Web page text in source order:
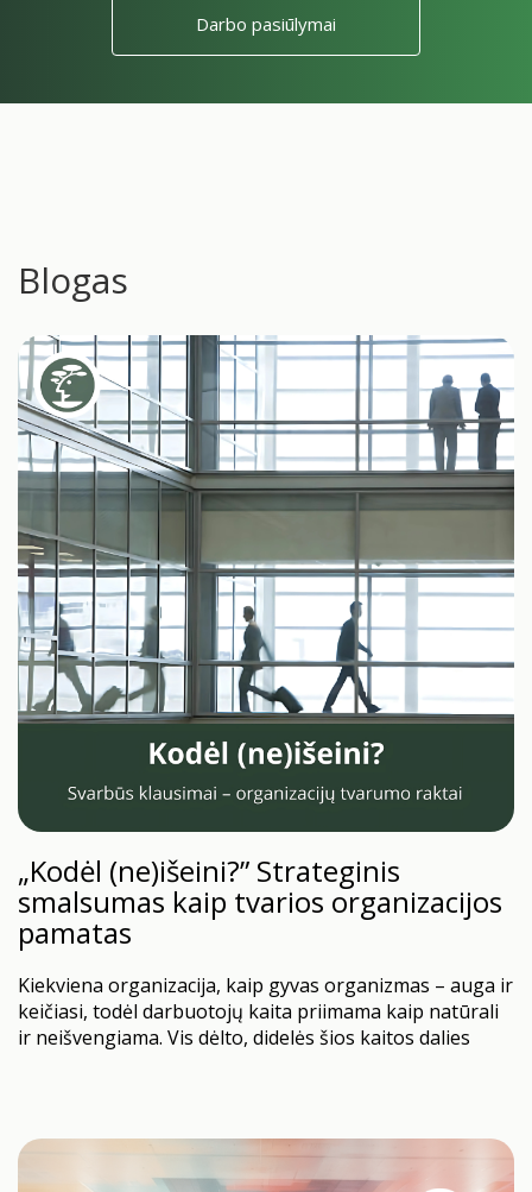
Darbo pasiūlymai
Blogas
„Kodėl (ne)išeini?” Strateginis
smalsumas kaip tvarios organizacijos
pamatas
Kiekviena organizacija, kaip gyvas organizmas – auga ir
keičiasi, todėl darbuotojų kaita priimama kaip natūrali
ir neišvengiama. Vis dėlto, didelės šios kaitos dalies
lemiamą klausimą „kodėl?”. Žinoma, išėjimo interviu